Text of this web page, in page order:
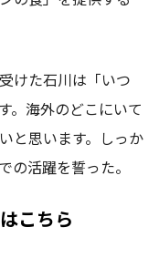
けた石川は「いつ
。海外のどこにいて
と思います。しっか
の活躍を誓った。
こちら